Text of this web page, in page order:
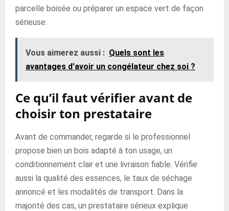
parcelle boisée ou préparer un espace vert de façon
sérieuse.
Vous aimerez aussi : Quels sont les
avantages d’avoir un congélateur chez soi ?
Ce qu’il faut vérifier avant de
choisir ton prestataire
Avant de commander, regarde si le professionnel
propose bien un bois adapté à ton usage, un
conditionnement clair et une livraison fiable. Vérifie
aussi la qualité des essences, le taux de séchage
annoncé et les modalités de transport. Dans la
majorité des cas, un prestataire sérieux explique